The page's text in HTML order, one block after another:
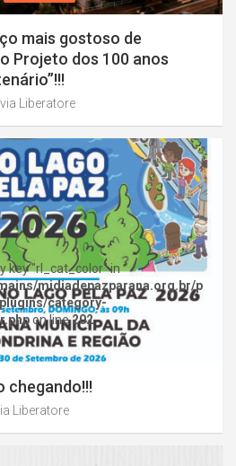
mais gostoso de
Projeto dos 100 anos
Liberatore
key "rl_cat_color" in
midiadepazparana.org.br/p
category-
on line202
chegando!!!
Liberatore